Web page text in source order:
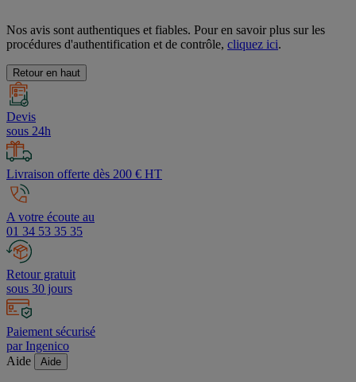
Nos avis sont authentiques et fiables. Pour en savoir plus sur les
procédures d'authentification et de contrôle, cliquez ici.
Retour en haut
Devis
sous 24h
Livraison offerte dès 200 € HT
A votre écoute au
01 34 53 35 35
Retour gratuit
sous 30 jours
Paiement sécurisé
par Ingenico
Aide
Aide